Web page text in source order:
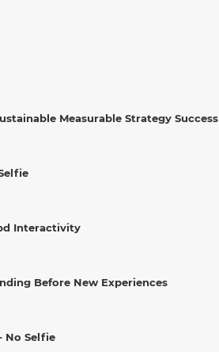
Measurable Strategy Success
Interactivity
Before New Experiences
No Selfie